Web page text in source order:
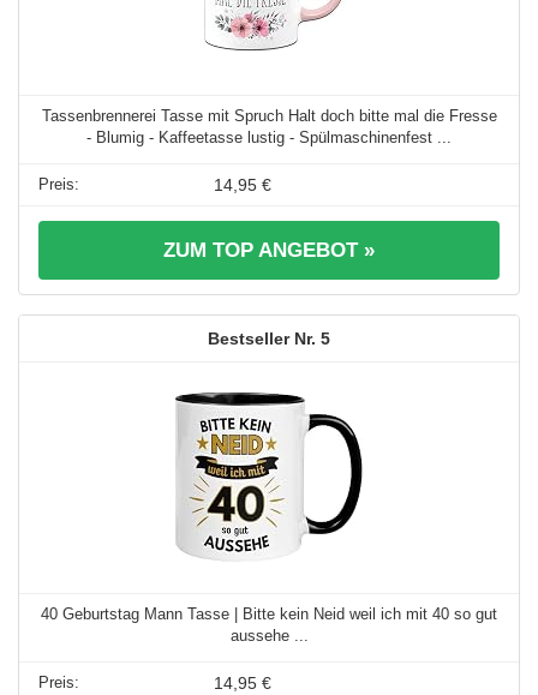
Tassenbrennerei Tasse mit Spruch Halt doch bitte mal die Fresse
- Blumig - Kaffeetasse lustig - Spülmaschinenfest ...
14,95 €
ZUM TOP ANGEBOT »
5
40 Geburtstag Mann Tasse | Bitte kein Neid weil ich mit 40 so gut
aussehe ...
14,95 €